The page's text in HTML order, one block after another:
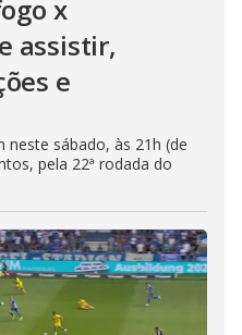
x
assistir,
e
sábado, às 21h (de
pela 22ª rodada do